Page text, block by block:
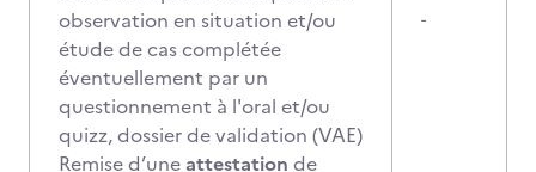
observation en situation et/ou
étude de cas complétée
éventuellement par un
questionnement à l'oral et/ou
quizz, dossier de validation (VAE)
Remise d’une attestation de
-